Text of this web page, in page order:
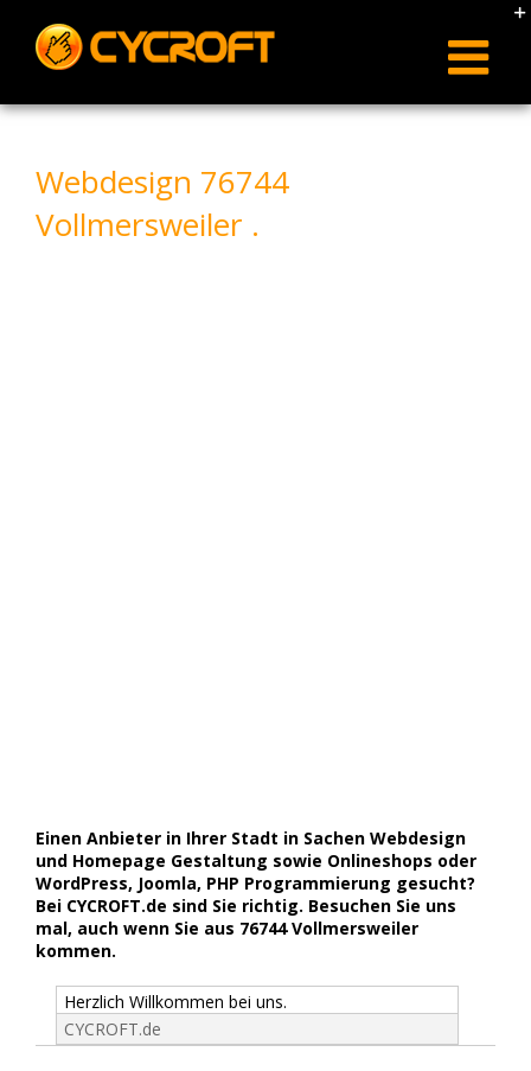
content
Webdesign 76744
Vollmersweiler .
Einen Anbieter in Ihrer Stadt in Sachen Webdesign
und Homepage Gestaltung sowie Onlineshops oder
WordPress, Joomla, PHP Programmierung gesucht?
Bei CYCROFT.de sind Sie richtig. Besuchen Sie uns
mal, auch wenn Sie aus 76744 Vollmersweiler
kommen.
Herzlich Willkommen bei uns.
CYCROFT.de